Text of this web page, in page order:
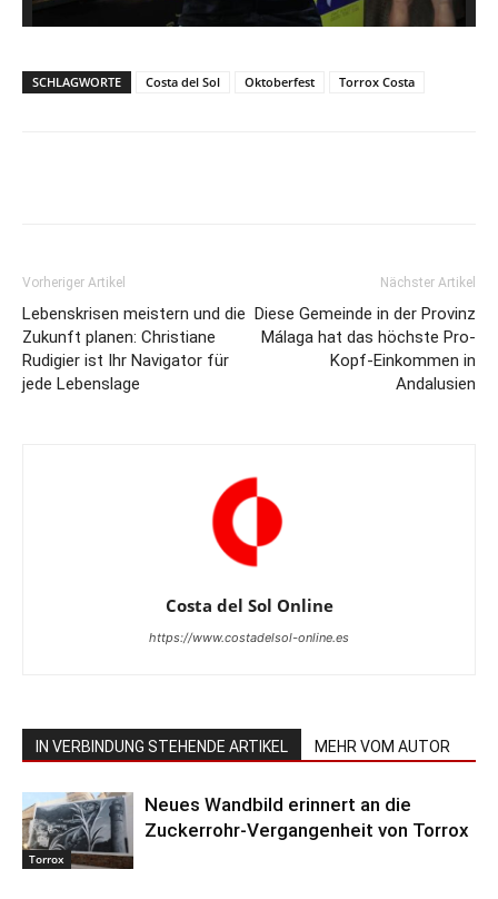
SCHLAGWORTE Costa del Sol Oktoberfest Torrox Costa
Vorheriger Artikel
Lebenskrisen meistern und die
Zukunft planen: Christiane
Rudigier ist Ihr Navigator für
jede Lebenslage
Nächster Artikel
Diese Gemeinde in der Provinz
Málaga hat das höchste Pro-
Kopf-Einkommen in
Andalusien
Costa del Sol Online
https://www.costadelsol-online.es
IN VERBINDUNG STEHENDE ARTIKEL MEHR VOM AUTOR
Torrox
Neues Wandbild erinnert an die
Zuckerrohr-Vergangenheit von Torrox